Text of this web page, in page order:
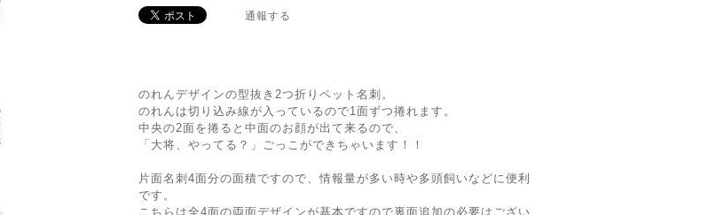
通報する
のれんデザインの型抜き2つ折りペット名刺。
のれんは切り込み線が入っているので1面ずつ捲れます。
中央の2面を捲ると中面のお顔が出て来るので、
「大将、やってる？」ごっこができちゃいます！！
片面名刺4面分の面積ですので、情報量が多い時や多頭飼いなどに便利
です。
こちらは全4面の両面デザインが基本ですので裏面追加の必要はござい